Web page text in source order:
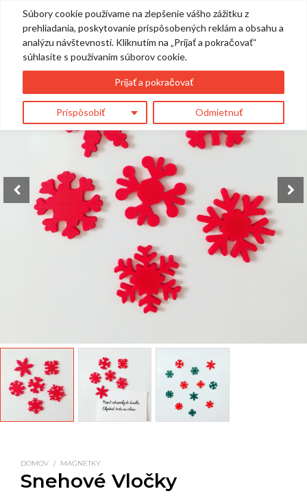
Súbory cookie používame na zlepšenie vášho zážitku z
prehliadania, poskytovanie prispôsobených reklám a obsahu a
analýzu návštevnosti. Kliknutím na „Prijať a pokračovať“
súhlasíte s používaním súborov cookie.
Prispôsobiť Odmietnuť
Prijať a pokračovať
0
DOMOV / MAGNETKY
Snehové Vločky